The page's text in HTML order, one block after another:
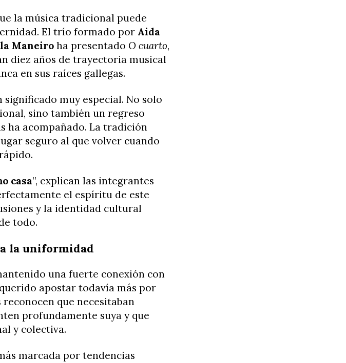
la música tradicional puede
El trío formado por Aida
Maneiro ha presentado O cuarto,
diez años de trayectoria musical
en sus raíces gallegas.
muy especial. No solo
sino también un regreso
ha acompañado. La tradición
seguro al que volver cuando
casa”, explican las integrantes
el espíritu de este
y la identidad cultural
todo.
la uniformidad
una fuerte conexión con
apostar todavía más por
que necesitaban
profundamente suya y que
y colectiva.
marcada por tendencias